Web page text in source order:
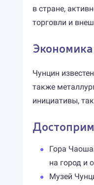
в стране,
торговли и
Экономика
Чунцин
также
инициативы,
Гора
на город и
Музей